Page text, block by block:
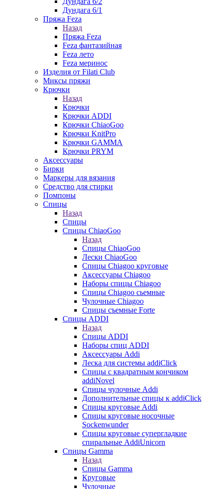
Дундага 6/1
Пряжа Feza
Назад
Пряжа Feza
Feza фантазийная
Feza лето
Feza меринос
Изделия от Filati Club
Миксы пряжи
Крючки
Назад
Крючки
Крючки ADDI
Крючки ChiaoGoo
Крючки KnitPro
Крючки GAMMA
Крючки PRYM
Аксессуары
Бирки
Маркеры для вязания
Средство для стирки
Помпоны
Спицы
Назад
Спицы
Спицы ChiaoGoo
Назад
Спицы ChiaoGoo
Лески ChiaoGoo
Cпицы Сhiagoo круговые
Аксессуары Chiagoo
Наборы спицы Chiagoo
Спицы Chiagoo сьемные
Чулочные Chiagoo
Спицы съемные Forte
Спицы ADDI
Назад
Спицы ADDI
Наборы спиц ADDI
Аксессуары Addi
Леска для системы addiClick
Спицы с квадратным кончиком
addiNovel
Спицы чулочные Addi
Дополнительные спицы к addiClick
Спицы круговые Addi
Спицы круговые носочные
Sockenwunder
Спицы круговые супергладкие
спиральные AddiUnicorn
Спицы Gamma
Назад
Спицы Gamma
Круговые
Чулочные